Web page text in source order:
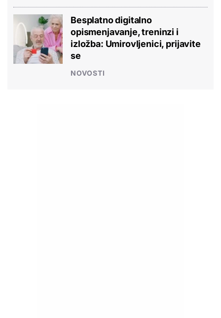
Besplatno digitalno
opismenjavanje, treninzi i
izložba: Umirovljenici, prijavite
se
NOVOSTI